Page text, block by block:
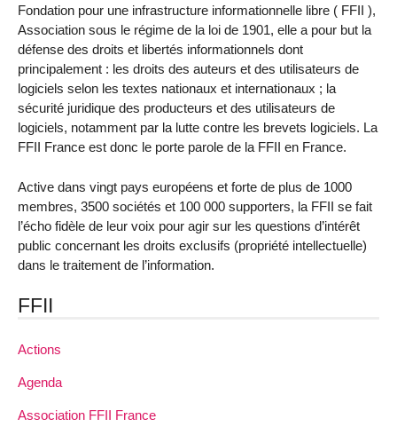
Fondation pour une infrastructure informationnelle libre ( FFII ),
Association sous le régime de la loi de 1901, elle a pour but la
défense des droits et libertés informationnels dont
principalement : les droits des auteurs et des utilisateurs de
logiciels selon les textes nationaux et internationaux ; la
sécurité juridique des producteurs et des utilisateurs de
logiciels, notamment par la lutte contre les brevets logiciels. La
FFII France est donc le porte parole de la FFII en France.
Active dans vingt pays européens et forte de plus de 1000
membres, 3500 sociétés et 100 000 supporters, la FFII se fait
l’écho fidèle de leur voix pour agir sur les questions d’intérêt
public concernant les droits exclusifs (propriété intellectuelle)
dans le traitement de l’information.
FFII
Actions
Agenda
Association FFII France